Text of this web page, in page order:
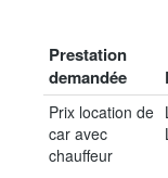
Prestation
demandée
Prix location de
car avec
chauffeur